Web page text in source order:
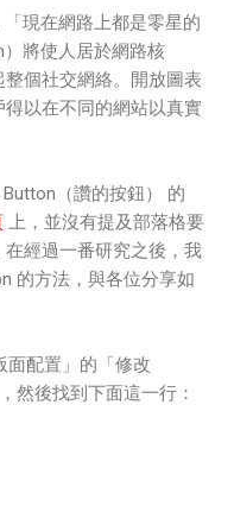
現在網路上都是零星的
將使人居於網路核
個社交網絡。開放圖表
以在不同的網站以真實
（讚的按鈕） 的
上，並沒有提及部落格要
經過一番研究之後，我
的方法，與各位分享如
面配置」的「修改
然後找到下面這一行：